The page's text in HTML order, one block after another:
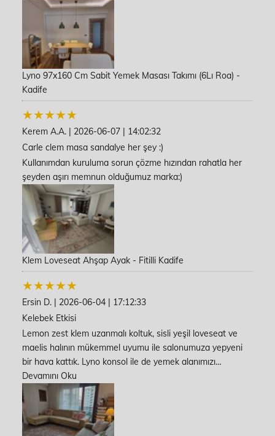
Lyno 97x160 Cm Sabit Yemek Masası Takımı (6Lı Roa) -
Kadife
Kerem A.A. | 2026-06-07 | 14:02:32
Carle clem masa sandalye her şey :)
Kullanımdan kuruluma sorun çözme hızından rahatla her
şeyden aşırı memnun olduğumuz marka:)
Klem Loveseat Ahşap Ayak - Fitilli Kadife
Ersin D. | 2026-06-04 | 17:12:33
Kelebek Etkisi
Lemon zest klem uzanmalı koltuk, sisli yeşil loveseat ve
maelis halının mükemmel uyumu ile salonumuza yepyeni
bir hava kattık. Lyno konsol ile de yemek alanımızı
tamamladık. Tüm ürünler konfor, kalite ve kullanış
açısından oldukça tatmin edici. Teşekkürler Normod..
Devamını Oku